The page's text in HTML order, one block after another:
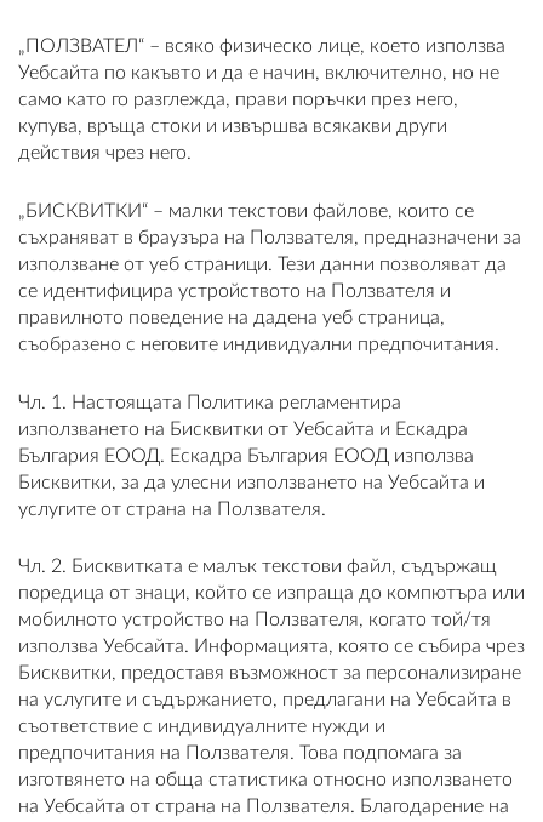
„ПОЛЗВАТЕЛ“ – всяко физическо лице, което използва
Уебсайта по какъвто и да е начин, включително, но не
само като го разглежда, прави поръчки през него,
купува, връща стоки и извършва всякакви други
действия чрез него.
„БИСКВИТКИ“ – малки текстови файлове, които се
съхраняват в браузъра на Ползвателя, предназначени за
използване от уеб страници. Тези данни позволяват да
се идентифицира устройството на Ползвателя и
правилното поведение на дадена уеб страница,
съобразено с неговите индивидуални предпочитания.
Чл. 1. Настоящата Политика регламентира
използването на Бисквитки от Уебсайта и Ескадра
България ЕООД. Ескадра България ЕООД използва
Бисквитки, за да улесни използването на Уебсайта и
услугите от страна на Ползвателя.
Чл. 2. Бисквитката е малък текстови файл, съдържащ
поредица от знаци, който се изпраща до компютъра или
мобилното устройство на Ползвателя, когато той/тя
използва Уебсайта. Информацията, която се събира чрез
Бисквитки, предоставя възможност за персонализиране
на услугите и съдържанието, предлагани на Уебсайта в
съответствие с индивидуалните нужди и
предпочитания на Ползвателя. Това подпомага за
изготвянето на обща статистика относно използването
на Уебсайта от страна на Ползвателя. Благодарение на
РЕГИСТРАЦИЯ
КОНТАКТИ
УСЛОВИЯ ЗА ДОСТАВКА
СТОКИ НА КРЕДИТ
ПОЛИТИКА ЗА БИСКВИТКИ
ПЛАТФОРМА ЗА ОРС